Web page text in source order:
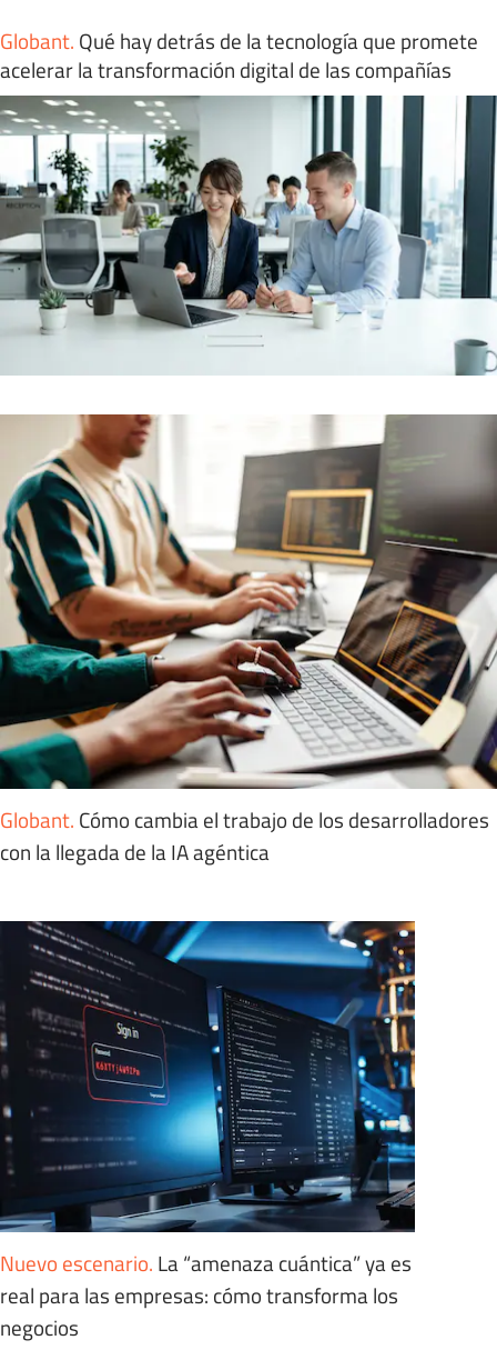
Globant. Qué hay detrás de la tecnología que promete
acelerar la transformación digital de las compañías
Globant. Cómo cambia el trabajo de los desarrolladores
con la llegada de la IA agéntica
Nuevo escenario. La “amenaza cuántica” ya es
real para las empresas: cómo transforma los
negocios